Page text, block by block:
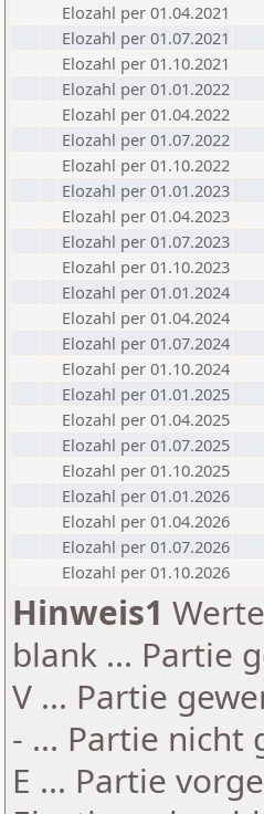
Elozahl per 01.04.2021
Elozahl per 01.07.2021
Elozahl per 01.10.2021
Elozahl per 01.01.2022
Elozahl per 01.04.2022
Elozahl per 01.07.2022
Elozahl per 01.10.2022
Elozahl per 01.01.2023
Elozahl per 01.04.2023
Elozahl per 01.07.2023
Elozahl per 01.10.2023
Elozahl per 01.01.2024
Elozahl per 01.04.2024
Elozahl per 01.07.2024
Elozahl per 01.10.2024
Elozahl per 01.01.2025
Elozahl per 01.04.2025
Elozahl per 01.07.2025
Elozahl per 01.10.2025
Elozahl per 01.01.2026
Elozahl per 01.04.2026
Elozahl per 01.07.2026
Elozahl per 01.10.2026
Hinweis1
blank ... Partie
V ... Partie
- ... Partie nicht
E ... Partie